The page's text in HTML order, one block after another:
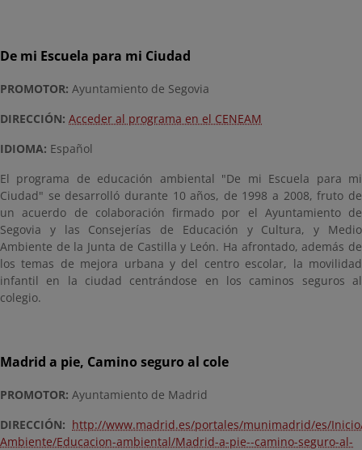
De mi Escuela para mi Ciudad
PROMOTOR: Ayuntamiento de Segovia
DIRECCIÓN: Acceder al programa en el CENEAM
IDIOMA: Español
El programa de educación ambiental "De mi Escuela para mi
Ciudad" se desarrolló durante 10 años, de 1998 a 2008, fruto de
un acuerdo de colaboración firmado por el Ayuntamiento de
Segovia y las Consejerías de Educación y Cultura, y Medio
Ambiente de la Junta de Castilla y León. Ha afrontado, además de
los temas de mejora urbana y del centro escolar, la movilidad
infantil en la ciudad centrándose en los caminos seguros al
colegio.
Madrid a pie, Camino seguro al cole
PROMOTOR: Ayuntamiento de Madrid
DIRECCIÓN: http://www.madrid.es/portales/munimadrid/es/
Ambiente/Educacion-ambiental/Madrid-a-pie--camino-seguro-al-